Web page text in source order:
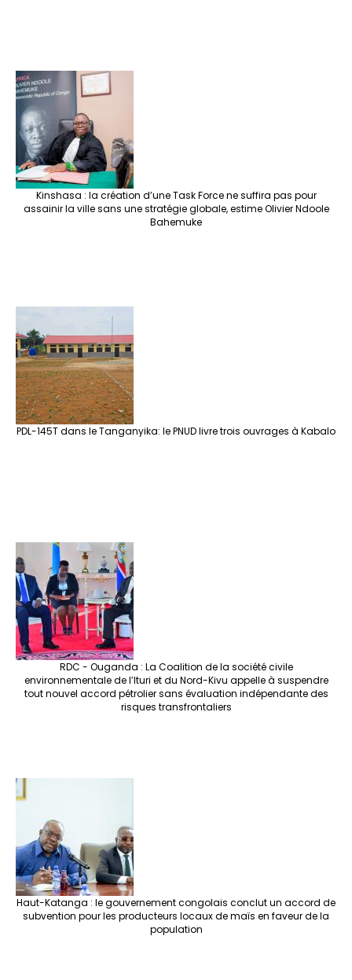
Kinshasa : la création d’une Task Force ne suffira pas pour
assainir la ville sans une stratégie globale, estime Olivier Ndoole
Bahemuke
PDL-145T dans le Tanganyika: le PNUD livre trois ouvrages à Kabalo
RDC - Ouganda : La Coalition de la société civile
environnementale de l’Ituri et du Nord-Kivu appelle à suspendre
tout nouvel accord pétrolier sans évaluation indépendante des
risques transfrontaliers
Haut-Katanga : le gouvernement congolais conclut un accord de
subvention pour les producteurs locaux de maïs en faveur de la
population